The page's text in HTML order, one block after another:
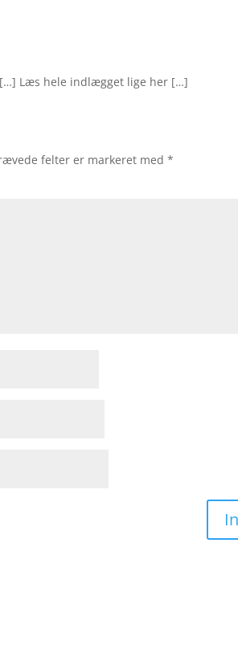
Læs hele indlægget lige her […]
felter er markeret med*